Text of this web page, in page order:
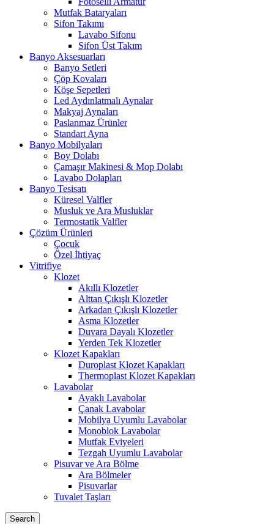
Mutfak Bataryaları
Sifon Takımı
Lavabo Sifonu
Sifon Üst Takım
Banyo Aksesuarları
Banyo Setleri
Çöp Kovaları
Köşe Sepetleri
Led Aydınlatmalı Aynalar
Makyaj Aynaları
Paslanmaz Ürünler
Standart Ayna
Banyo Mobilyaları
Boy Dolabı
Çamaşır Makinesi & Mop Dolabı
Lavabo Dolapları
Banyo Tesisatı
Küresel Valfler
Musluk ve Ara Musluklar
Termostatik Valfler
Çözüm Ürünleri
Çocuk
Özel İhtiyaç
Vitrifiye
Klozet
Akıllı Klozetler
Alttan Çıkışlı Klozetler
Arkadan Çıkışlı Klozetler
Asma Klozetler
Duvara Dayalı Klozetler
Yerden Tek Klozetler
Klozet Kapakları
Duroplast Klozet Kapakları
Thermoplast Klozet Kapakları
Lavabolar
Ayaklı Lavabolar
Çanak Lavabolar
Mobilya Uyumlu Lavabolar
Monoblok Lavabolar
Mutfak Eviyeleri
Tezgah Uyumlu Lavabolar
Pisuvar ve Ara Bölme
Ara Bölmeler
Pisuvarlar
Tuvalet Taşları
Search